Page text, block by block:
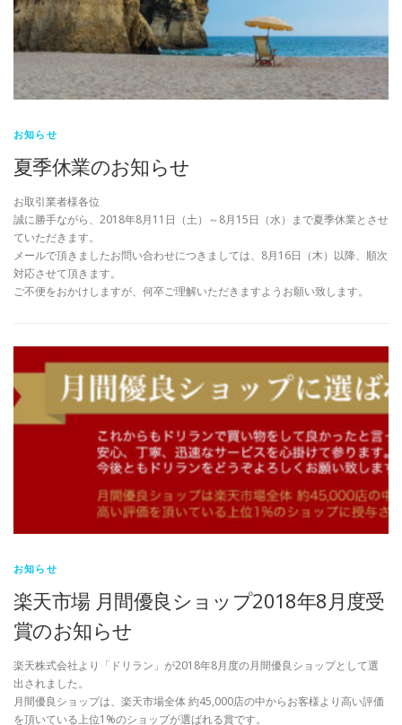
お知らせ
夏季休業のお知らせ
お取引業者様各位
誠に勝手ながら、2018年8月11日（土）～8月15日（水）まで夏季休業とさせ
ていただきます。
メールで頂きましたお問い合わせにつきましては、8月16日（木）以降、順次
対応させて頂きます。
ご不便をおかけしますが、何卒ご理解いただきますようお願い致します。
お知らせ
楽天市場 月間優良ショップ2018年8月度受
賞のお知らせ
楽天株式会社より「ドリラン」が2018年8月度の月間優良ショップとして選
出されました。
月間優良ショップは、楽天市場全体 約45,000店の中からお客様より高い評価
を頂いている上位1%のショップが選ばれる賞です。